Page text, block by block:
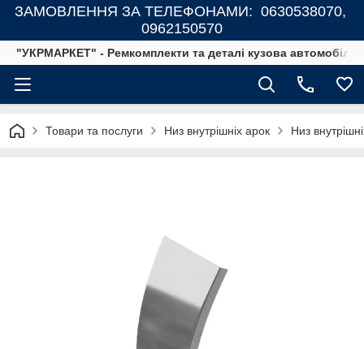
ЗАМОВЛЕННЯ ЗА ТЕЛЕФОНАМИ: 0630538070,
0962150570
"УКРМАРКЕТ" - Ремкомплекти та деталі кузова автомобілів
Товари та послуги Низ внутрішніх арок Низ